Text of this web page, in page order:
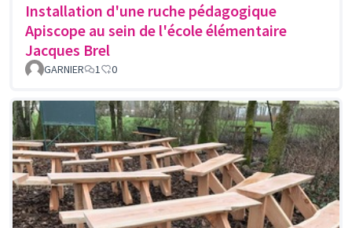
Installation d'une ruche pédagogique
Apiscope au sein de l'école élémentaire
Jacques Brel
GARNIER 1 0